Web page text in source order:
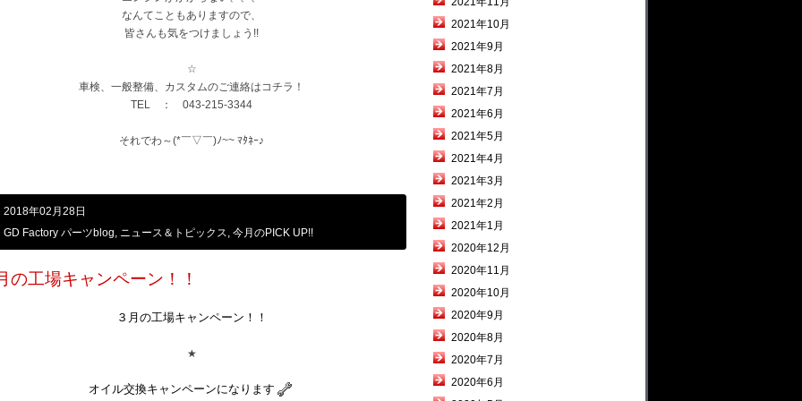
なんてこともありますので、
皆さんも気をつけましょう!!
☆
車検、一般整備、カスタムのご連絡はコチラ！
TEL ： 043-215-3344
それでわ～(*￣▽￣)ﾉ~~ ﾏﾀﾈｰ♪
2018年02月28日
GD Factory パーツblog, ニュース＆トピックス, 今月のPICK UP!!
の工場キャンペーン！！
３月の工場キャンペーン！！
★
オイル交換キャンペーンになります
2021年10月
2021年9月
2021年8月
2021年7月
2021年6月
2021年5月
2021年4月
2021年3月
2021年2月
2021年1月
2020年12月
2020年11月
2020年10月
2020年9月
2020年8月
2020年7月
2020年6月